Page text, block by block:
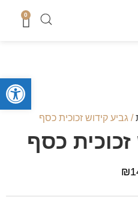
0
/ גביע קידוש זכוכית כסף
כסף
₪
פתח